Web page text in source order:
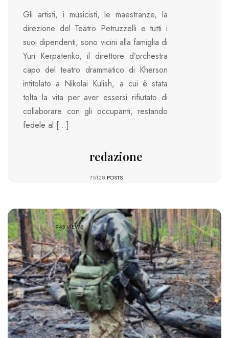
Gli artisti, i musicisti, le maestranze, la
direzione del Teatro Petruzzelli e tutti i
suoi dipendenti, sono vicini alla famiglia di
Yuri Kerpatenko, il direttore d’orchestra
capo del teatro drammatico di Kherson
intitolato a Nikolai Kulish, a cui è stata
tolta la vita per aver essersi rifiutato di
collaborare con gli occupanti, restando
fedele al […]
redazione
75128 POSTS
945 VIEWS